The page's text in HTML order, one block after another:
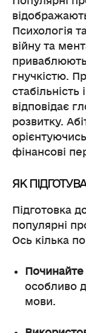
Психологія
війну та
гнучкістю.
стабільність
відповідає
розвитку.
фінансові
ЯК
Підготовка
популярні
Ось кілька
особливо
мови.